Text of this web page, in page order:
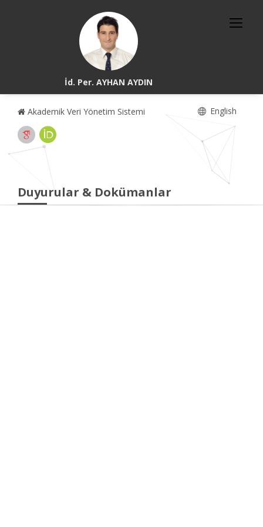
İd. Per. AYHAN AYDIN
Akademik Veri Yönetim Sistemi English
Duyurular & Dokümanlar